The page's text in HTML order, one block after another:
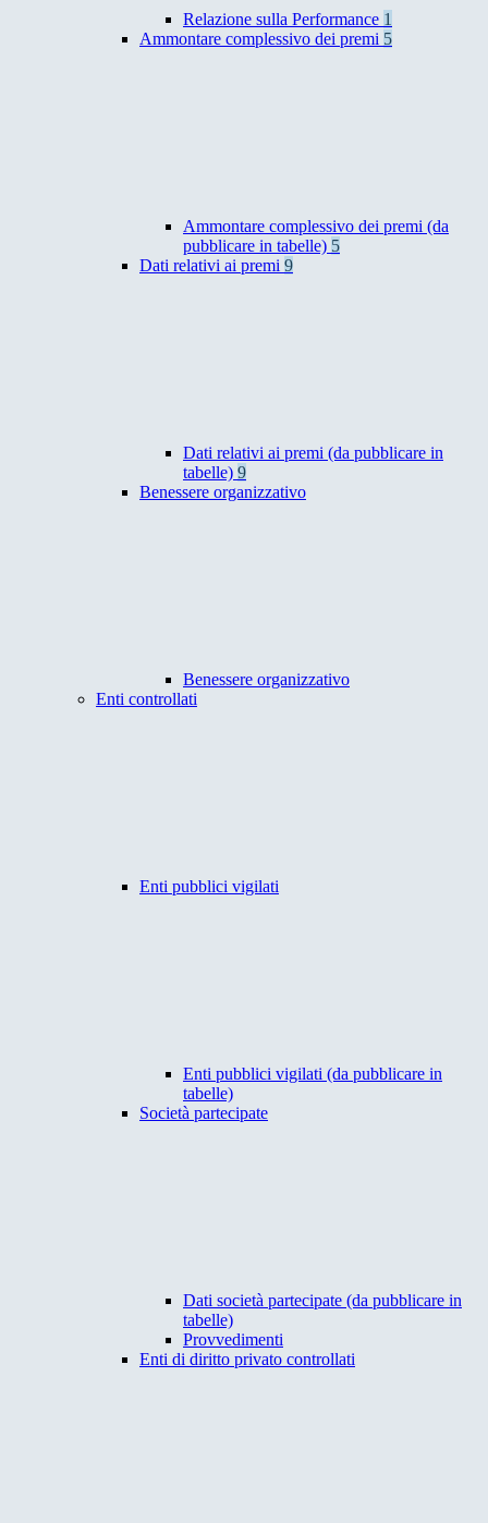
Relazione sulla Performance 1
Ammontare complessivo dei premi 5
Ammontare complessivo dei premi (da
pubblicare in tabelle) 5
Dati relativi ai premi 9
Dati relativi ai premi (da pubblicare in
tabelle) 9
Benessere organizzativo
Benessere organizzativo
Enti controllati
Enti pubblici vigilati
Enti pubblici vigilati (da pubblicare in
tabelle)
Società partecipate
Dati società partecipate (da pubblicare in
tabelle)
Provvedimenti
Enti di diritto privato controllati